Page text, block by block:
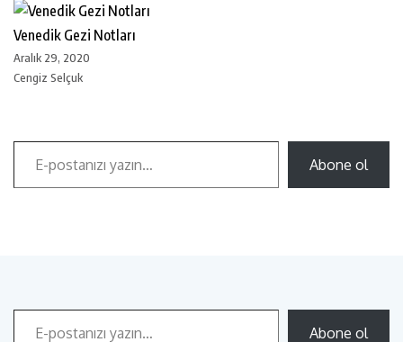
Venedik Gezi Notları
Aralık 29, 2020
Cengiz Selçuk
Abone ol
Abone ol